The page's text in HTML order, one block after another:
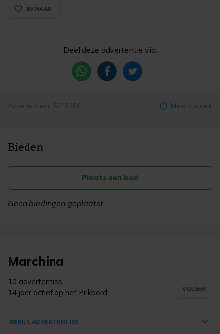
favorite_border_rounded
BEWAAR
Deel deze advertentie via:
Advertentienr. 8213206 Meld misbruik
Bieden
Plaats een bod
Geen biedingen geplaatst
Marchina
10 advertenties
14 jaar actief op het Prikbord
VOLGEN
BEKIJK ADVERTENTIES